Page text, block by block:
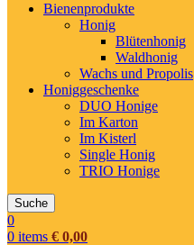
Bienenprodukte
Honig
Blütenhonig
Waldhonig
Wachs und Propolis
Honiggeschenke
DUO Honige
Im Karton
Im Kisterl
Single Honig
TRIO Honige
Suche
0
0 items € 0,00